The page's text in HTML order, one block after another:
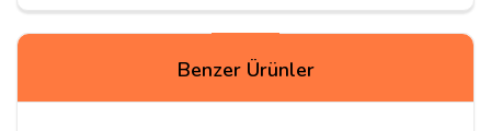
Benzer Ürünler